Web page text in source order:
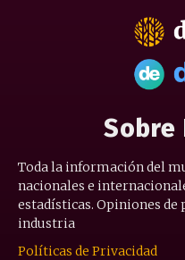
Sobre
Toda la información del
nacionales e
estadísticas. Opiniones de
industria
Políticas de Privacidad